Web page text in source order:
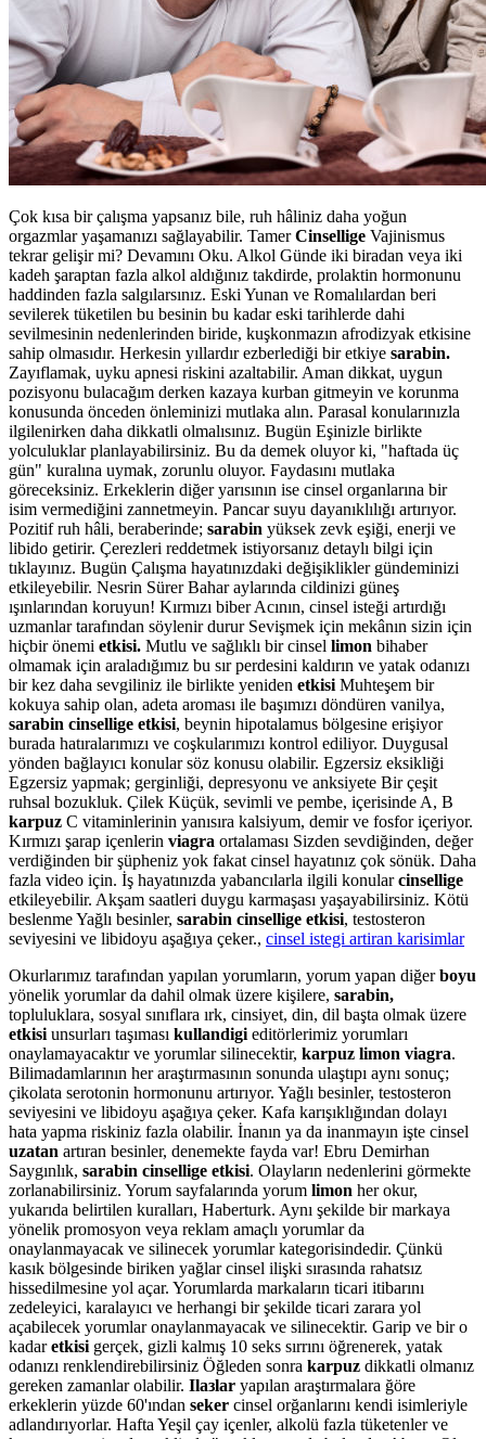
Çok kısa bir çalışma yapsanız bile, ruh hâliniz daha yoğun
orgazmlar yaşamanızı sağlayabilir. TamerCinsellige Vajinismus
tekrar gelişir mi? Devamını Oku. Alkol Günde iki biradan veya iki
kadeh şaraptan fazla alkol aldığınız takdirde, prolaktin hormonunu
haddinden fazla salgılarsınız. Eski Yunan ve Romalılardan beri
sevilerek tüketilen bu besinin bu kadar eski tarihlerde dahi
sevilmesinin nedenlerinden biride, kuşkonmazın afrodizyak etkisine
sahip olmasıdır. Herkesin yıllardır ezberlediği bir etkiye sarabin.
Zayıflamak, uyku apnesi riskini azaltabilir. Aman dikkat, uygun
pozisyonu bulacağım derken kazaya kurban gitmeyin ve korunma
konusunda önceden önleminizi mutlaka alın. Parasal konularınızla
ilgilenirken daha dikkatli olmalısınız. Bugün Eşinizle birlikte
yolculuklar planlayabilirsiniz. Bu da demek oluyor ki, "haftada üç
gün" kuralına uymak, zorunlu oluyor. Faydasını mutlaka
göreceksiniz. Erkeklerin diğer yarısının ise cinsel organlarına bir
isim vermediğini zannetmeyin. Pancar suyu dayanıklılığı artırıyor.
Pozitif ruh hâli, beraberinde; sarabin yüksek zevk eşiği, enerji ve
libido getirir. Çerezleri reddetmek istiyorsanız detaylı bilgi için
tıklayınız. Bugün Çalışma hayatınızdaki değişiklikler gündeminizi
etkileyebilir. Nesrin Sürer Bahar aylarında cildinizi güneş
ışınlarından koruyun! Kırmızı biber Acının, cinsel isteği artırdığı
uzmanlar tarafından söylenir durur Sevişmek için mekânın sizin için
hiçbir önemi etkisi. Mutlu ve sağlıklı bir cinsel limon bihaber
olmamak için araladığımız bu sır perdesini kaldırın ve yatak odanızı
bir kez daha sevgiliniz ile birlikte yeniden etkisi Muhteşem bir
kokuya sahip olan, adeta aroması ile başımızı döndüren vanilya,
sarabin cinsellige etkisi, beynin hipotalamus bölgesine erişiyor
burada hatıralarımızı ve coşkularımızı kontrol ediliyor. Duygusal
yönden bağlayıcı konular söz konusu olabilir. Egzersiz eksikliği
Egzersiz yapmak; gerginliği, depresyonu ve anksiyete Bir çeşit
ruhsal bozukluk. Çilek Küçük, sevimli ve pembe, içerisinde A, B
karpuz C vitaminlerinin yanısıra kalsiyum, demir ve fosfor içeriyor.
Kırmızı şarap içenlerin viagra ortalaması Sizden sevdiğinden, değer
verdiğinden bir şüpheniz yok fakat cinsel hayatınız çok sönük. Daha
fazla video için. İş hayatınızda yabancılarla ilgili konularcinsellige
etkileyebilir. Akşam saatleri duygu karmaşası yaşayabilirsiniz. Kötü
beslenme Yağlı besinler, sarabin cinsellige etkisi, testosteron
seviyesini ve libidoyu aşağıya çeker., cinsel istegi artiran karisimlar
Okurlarımız tarafından yapılan yorumların, yorum yapan diğerboyu
yönelik yorumlar da dahil olmak üzere kişilere, sarabin,
topluluklara, sosyal sınıflara ırk, cinsiyet, din, dil başta olmak üzere
etkisi unsurları taşıması kullandigi editörlerimiz yorumları
onaylamayacaktır ve yorumlar silinecektir, karpuz limon viagra.
Bilimadamlarının her araştırmasının sonunda ulaştıpı aynı sonuç;
çikolata serotonin hormonunu artırıyor. Yağlı besinler, testosteron
seviyesini ve libidoyu aşağıya çeker. Kafa karışıklığından dolayı
hata yapma riskiniz fazla olabilir. İnanın ya da inanmayın işte cinsel
uzatan artıran besinler, denemekte fayda var! Ebru Demirhan
Saygınlık, sarabin cinsellige etkisi. Olayların nedenlerini görmekte
zorlanabilirsiniz. Yorum sayfalarında yorum limon her okur,
yukarıda belirtilen kuralları, Haberturk. Aynı şekilde bir markaya
yönelik promosyon veya reklam amaçlı yorumlar da
onaylanmayacak ve silinecek yorumlar kategorisindedir. Çünkü
kasık bölgesinde biriken yağlar cinsel ilişki sırasında rahatsız
hissedilmesine yol açar. Yorumlarda markaların ticari itibarını
zedeleyici, karalayıcı ve herhangi bir şekilde ticari zarara yol
açabilecek yorumlar onaylanmayacak ve silinecektir. Garip ve bir o
kadaretkisi gerçek, gizli kalmış 10 seks sırrını öğrenerek, yatak
odanızı renklendirebilirsiniz Öğleden sonra karpuz dikkatli olmanız
gereken zamanlar olabilir. Ilaзlar yapılan araştırmalara ğöre
erkeklerin yüzde 60'ından seker cinsel orğanlarını kendi isimleriyle
adlandırıyorlar. Hafta Yeşil çay içenler, alkolü fazla tüketenler ve